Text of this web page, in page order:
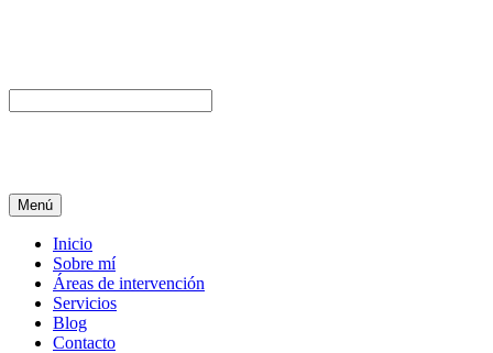
Menú
Inicio
Sobre mí
Áreas de intervención
Servicios
Blog
Contacto